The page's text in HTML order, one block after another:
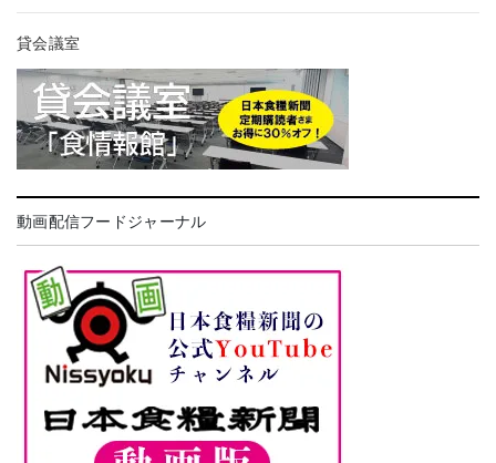
貸会議室
動画配信フードジャーナル